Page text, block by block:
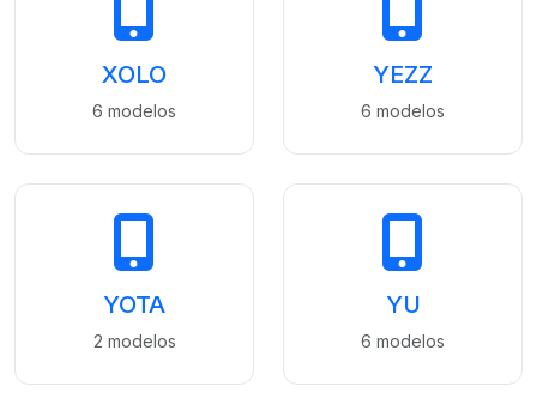
XOLO
6 modelos
YEZZ
6 modelos
YOTA
2 modelos
YU
6 modelos